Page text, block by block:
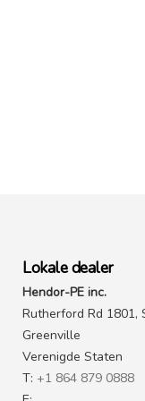
Lokale dealer
Hendor-PE inc.
Rutherford Rd 1801,
Greenville
Verenigde Staten
T: +1 864 879 0888